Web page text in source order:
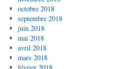
octobre 2018
septembre 2018
juin 2018
mai 2018
avril 2018
mars 2018